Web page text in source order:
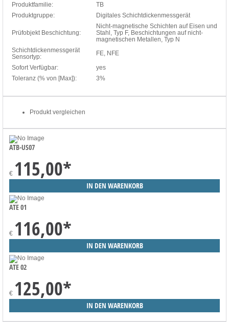
Produktfamilie:
TB
Produktgruppe:
Digitales Schichtdickenmessgerät
Prüfobjekt Beschichtung:
Nicht-magnetische Schichten auf Eisen und
Stahl, Typ F, Beschichtungen auf nicht-
magnetischen Metallen, Typ N
Schichtdickenmessgerät
Sensortyp:
FE, NFE
Sofort Verfügbar:
yes
Toleranz (% von [Max]):
3%
Produkt vergleichen
ATB-US07
€ 115,00*
ATE 01
€ 116,00*
ATE 02
€ 125,00*